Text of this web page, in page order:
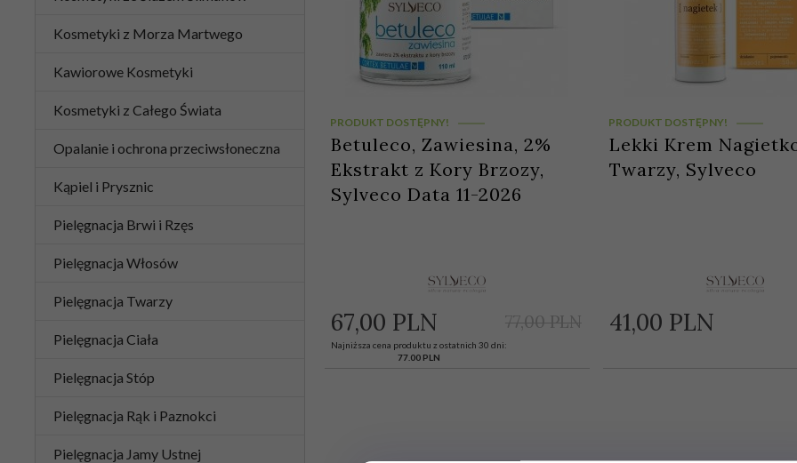
Kosmetyki z Morza Martwego
Kawiorowe Kosmetyki
Kosmetyki z Całego Świata
Opalanie i ochrona przeciwsłoneczna
Kąpiel i Prysznic
Pielęgnacja Brwi i Rzęs
Pielęgnacja Włosów
Pielęgnacja Twarzy
Pielęgnacja Ciała
Pielęgnacja Stóp
Pielęgnacja Rąk i Paznokci
Pielęgnacja Jamy Ustnej
PRODUKT DOSTĘPNY!
Betuleco, Zawiesina, 2%
Ekstrakt z Kory Brzozy,
Sylveco Data 11-2026
67,00 PLN 77,00 PLN
Najniższa cena produktu z ostatnich 30 dni:
77.00 PLN
PRODUKT DOSTĘPNY!
Lekki Krem
Twarzy, Sylveco
41,00 PLN